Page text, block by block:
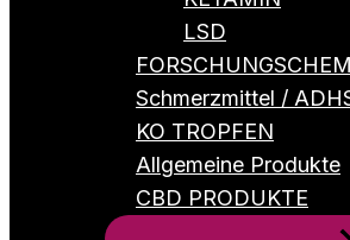
LSD
Schmerzmittel /
KO TROPFEN
Allgemeine Produkte
CBD PRODUKTE